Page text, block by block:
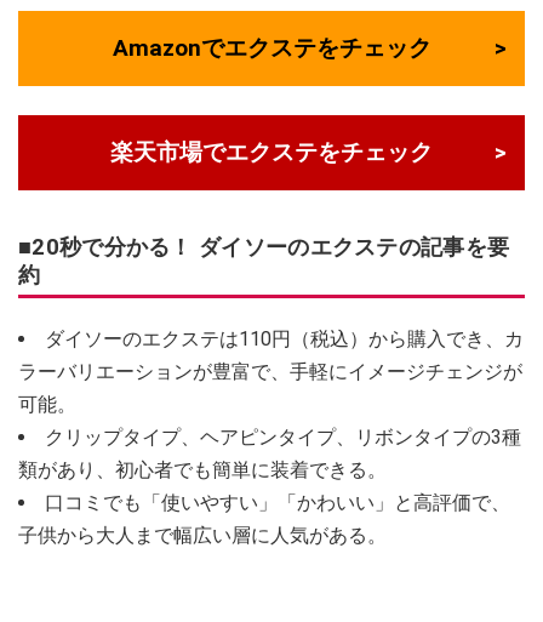
Amazonでエクステをチェック
楽天市場でエクステをチェック
■20秒で分かる！ ダイソーのエクステの記事を要
約
ダイソーのエクステは110円（税込）から購入でき、カ
ラーバリエーションが豊富で、手軽にイメージチェンジが
可能。
クリップタイプ、ヘアピンタイプ、リボンタイプの3種
類があり、初心者でも簡単に装着できる。
口コミでも「使いやすい」「かわいい」と高評価で、
子供から大人まで幅広い層に人気がある。